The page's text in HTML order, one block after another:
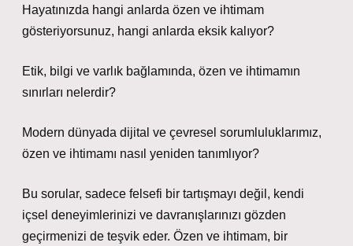
Hayatınızda hangi anlarda özen ve ihtimam
gösteriyorsunuz, hangi anlarda eksik kalıyor?
Etik, bilgi ve varlık bağlamında, özen ve ihtimamın
sınırları nelerdir?
Modern dünyada dijital ve çevresel sorumluluklarımız,
özen ve ihtimamı nasıl yeniden tanımlıyor?
Bu sorular, sadece felsefi bir tartışmayı değil, kendi
içsel deneyimlerinizi ve davranışlarınızı gözden
geçirmenizi de teşvik eder. Özen ve ihtimam, bir